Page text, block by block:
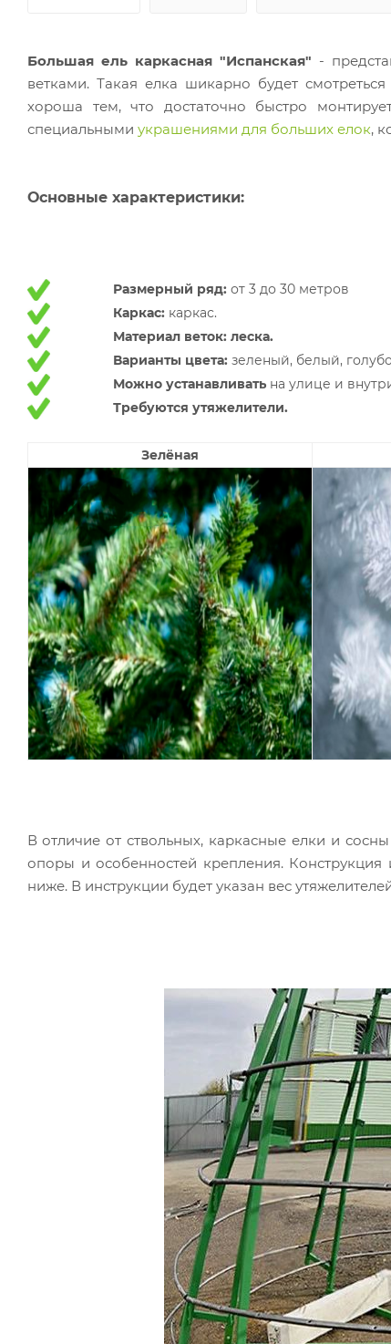
Большая ель каркасная "Испанская" -
ветками. Такая елка шикарно будет
хороша тем, что достаточно быстро
специальными украшениями для больших елок,
Основные характеристики:
Размерный ряд: от 3 до 30 метров
Каркас: каркас.
Материал веток: леска.
Варианты цвета: зеленый, белый,
Можно устанавливать на улице и
Требуются утяжелители.
Зелёная
В отличие от ствольных, каркасные елки и
опоры и особенностей крепления. Конструкция
ниже. В инструкции будет указан вес